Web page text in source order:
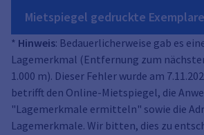
Mietspiegel gedruckte
* Hinweis: Bedauerlicherweise gab es
Lagemerkmal (Entfernung zum
1.000 m). Dieser Fehler wurde am
betrifft den Online-Mietspiegel, die
"Lagemerkmale ermitteln" sowie die
Lagemerkmale. Wir bitten, dies zu